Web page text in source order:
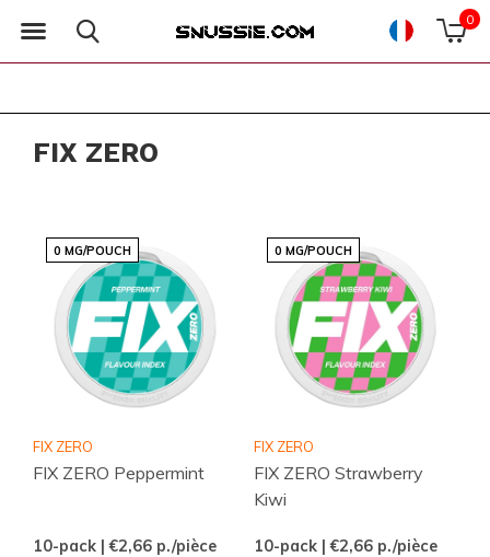
0
FIX ZERO
0 MG/POUCH
FIX ZERO
FIX ZERO Peppermint
10-pack | €2,66 p./pièce
0 MG/POUCH
FIX ZERO
FIX ZERO Strawberry
Kiwi
10-pack | €2,66p./pièce